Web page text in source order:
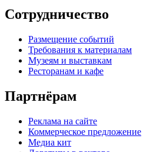
Сотрудничество
Размещение событий
Требования к материалам
Музеям и выставкам
Ресторанам и кафе
Партнёрам
Реклама на сайте
Коммерческое предложение
Медиа кит